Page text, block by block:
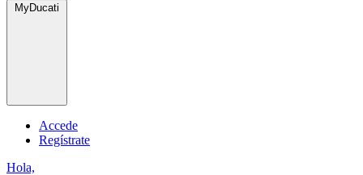
MyDucati
Accede
Regístrate
Hola,